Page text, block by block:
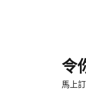
令
馬上